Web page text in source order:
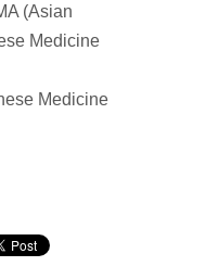
(Asian
Medicine
Medicine